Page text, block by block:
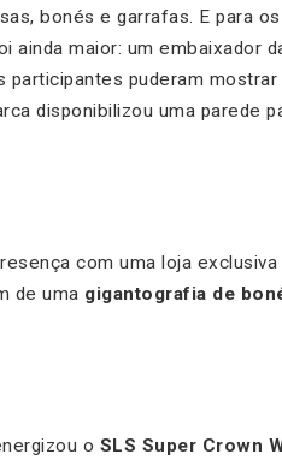
bonés e garrafas. E para
ainda maior: um embaixador
puderam
disponibilizou uma parede
com uma loja
de uma gigantografia de
o SLS Super Crown